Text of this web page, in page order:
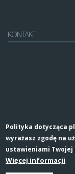
KONTAKT
Polityka dotycząca
wyrażasz zgodę na
ustawieniami
Więcej informacji